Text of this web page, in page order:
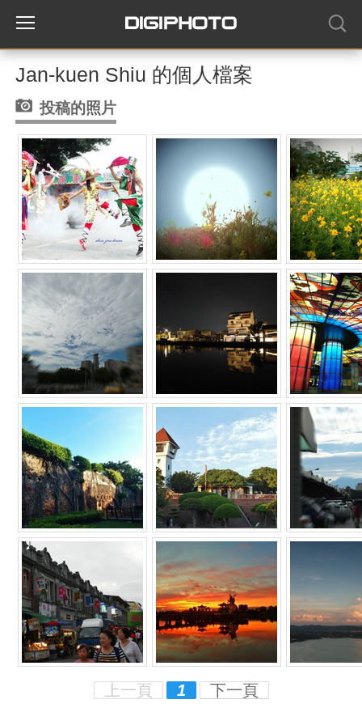
Jan-kuen Shiu 的個人檔案
投稿的照片
上一頁 1 下一頁